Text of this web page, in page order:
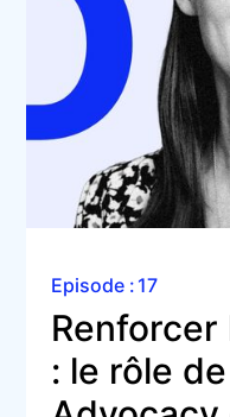
Episode : 17
: le rôle